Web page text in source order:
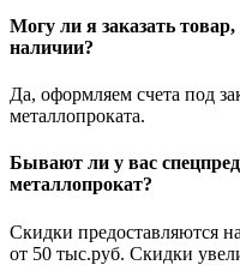
Могу ли я заказать
наличии?
Да, оформляем счета под
металлопроката.
Бывают ли у вас
металлопрокат?
Скидки предоставляются
от 50 тыс.руб. Скидки